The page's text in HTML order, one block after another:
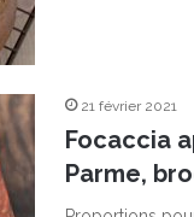
21 février 2021
Focaccia
Parme,